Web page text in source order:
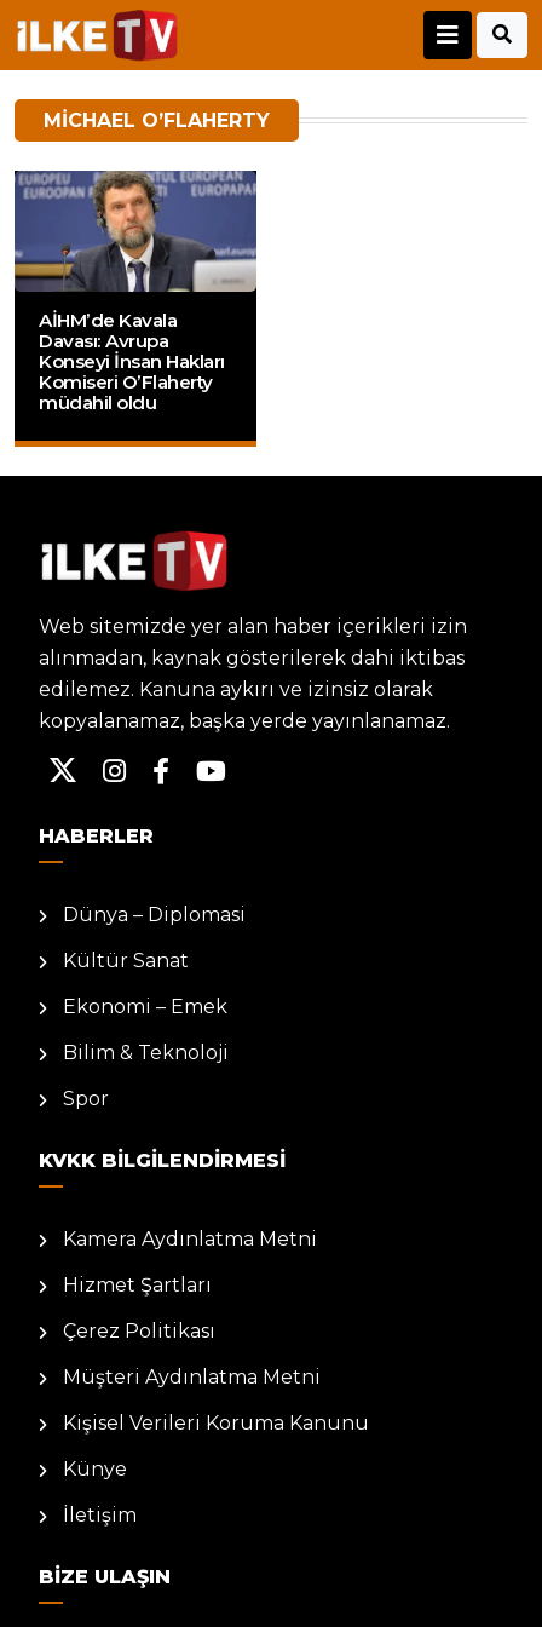
MICHAEL O’FLAHERTY
AİHM’de Kavala
Davası: Avrupa
Konseyi İnsan Hakları
Komiseri O’Flaherty
müdahil oldu
Web sitemizde yer alan haber içerikleri izin
alınmadan, kaynak gösterilerek dahi iktibas
edilemez. Kanuna aykırı ve izinsiz olarak
kopyalanamaz, başka yerde yayınlanamaz.
HABERLER
Dünya – Diplomasi
Kültür Sanat
Ekonomi – Emek
Bilim & Teknoloji
Spor
KVKK BILGILENDIRMESI
Kamera Aydınlatma Metni
Hizmet Şartları
Çerez Politikası
Müşteri Aydınlatma Metni
Kişisel Verileri Koruma Kanunu
Künye
İletişim
BIZE ULAŞIN